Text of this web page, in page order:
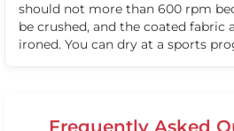
should not more than 600 rpm
be crushed, and the coated fabric
ironed. You can dry at a sports
Frequently Asked